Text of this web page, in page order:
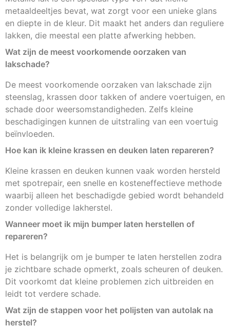
metaaldeeltjes bevat, wat zorgt voor een unieke glans
en diepte in de kleur. Dit maakt het anders dan reguliere
lakken, die meestal een platte afwerking hebben.
Wat zijn de meest voorkomende oorzaken van
lakschade?
De meest voorkomende oorzaken van lakschade zijn
steenslag, krassen door takken of andere voertuigen, en
schade door weersomstandigheden. Zelfs kleine
beschadigingen kunnen de uitstraling van een voertuig
beïnvloeden.
Hoe kan ik kleine krassen en deuken laten repareren?
Kleine krassen en deuken kunnen vaak worden hersteld
met spotrepair, een snelle en kosteneffectieve methode
waarbij alleen het beschadigde gebied wordt behandeld
zonder volledige lakherstel.
Wanneer moet ik mijn bumper laten herstellen of
repareren?
Het is belangrijk om je bumper te laten herstellen zodra
je zichtbare schade opmerkt, zoals scheuren of deuken.
Dit voorkomt dat kleine problemen zich uitbreiden en
leidt tot verdere schade.
Wat zijn de stappen voor het polijsten van autolak na
herstel?